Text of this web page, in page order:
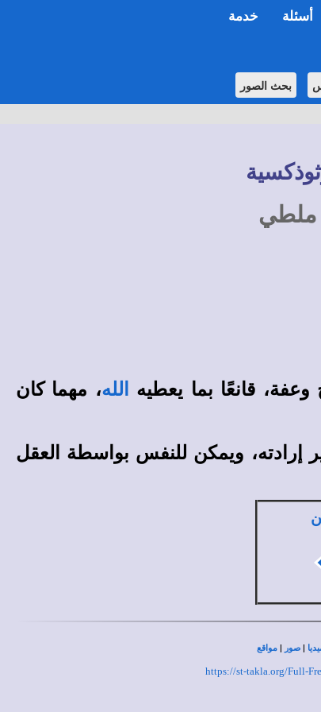
أسئلة خدمة
بحث الصور
ملطي
قانعًا بما يعطيه الله، مهما كان
إرادته، ويمكن للنفس بواسطة العقل
|صور |مواقع
https://st-takla.org/Full-